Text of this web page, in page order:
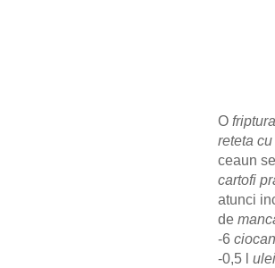
O
reteta
ceaun
cartofi
atunci
de
-6
-0,5 l ulei